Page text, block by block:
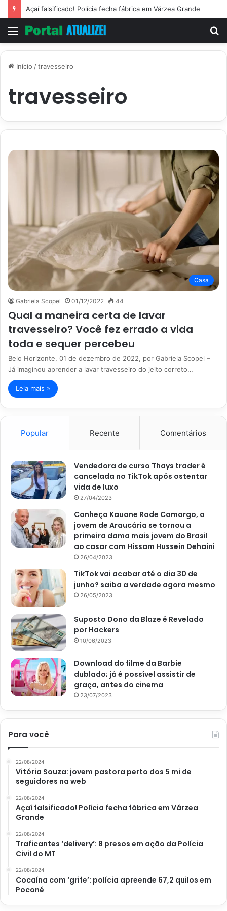
Açaí falsificado! Polícia fecha fábrica em Várzea Grande
Menu
Início /travesseiro
travesseiro
Casa
Gabriela Scopel 01/12/2022 44
Qual a maneira certa de lavar
travesseiro? Você fez errado a vida
toda e sequer percebeu
Belo Horizonte, 01 de dezembro de 2022, por Gabriela Scopel –
Já imaginou aprender a lavar travesseiro do jeito correto…
Leia mais »
Popular Recente Comentários
Vendedora de curso Thays trader é
cancelada no TikTok após ostentar
vida de luxo
27/04/2023
Conheça Kauane Rode Camargo, a
jovem de Araucária se tornou a
primeira dama mais jovem do Brasil
ao casar com Hissam Hussein Dehaini
26/04/2023
TikTok vai acabar até o dia 30 de
junho? saiba a verdade agora mesmo
26/05/2023
Suposto Dono da Blaze é Revelado
por Hackers
10/06/2023
Download do filme da Barbie
dublado; já é possível assistir de
graça, antes do cinema
23/07/2023
Para você
22/08/2024
Vitória Souza: jovem pastora perto dos 5 mi de
seguidores na web
22/08/2024
Açaí falsificado! Polícia fecha fábrica em Várzea
Grande
22/08/2024
Traficantes ‘delivery’: 8 presos em ação da Polícia
Civil do MT
22/08/2024
Cocaína com ‘grife’: polícia apreende 67,2 quilos em
Poconé